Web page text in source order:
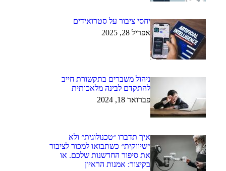
יחסי ציבור על סטרואידים
אפריל 28, 2025
ניהול משברים בתקשורת חייב
להתקדם לבינה מלאכותית
פברואר 18, 2024
איך תדברו ״טכנולוגית״ ולא
״שיווקית״ כשתבואו למכור לציבור
את סיפור החדשנות שלכם. או
בקיצור: אמנות הראיון